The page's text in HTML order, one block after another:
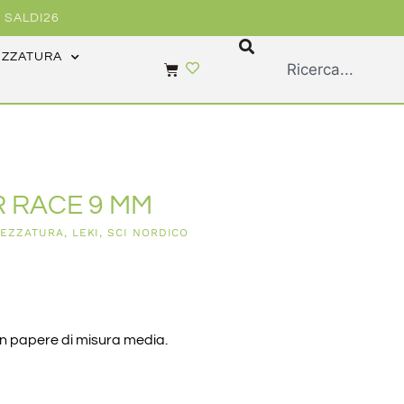
SALDI26
RACE 9 MM
, LEKI ,SCI NORDICO
papere di misura media.